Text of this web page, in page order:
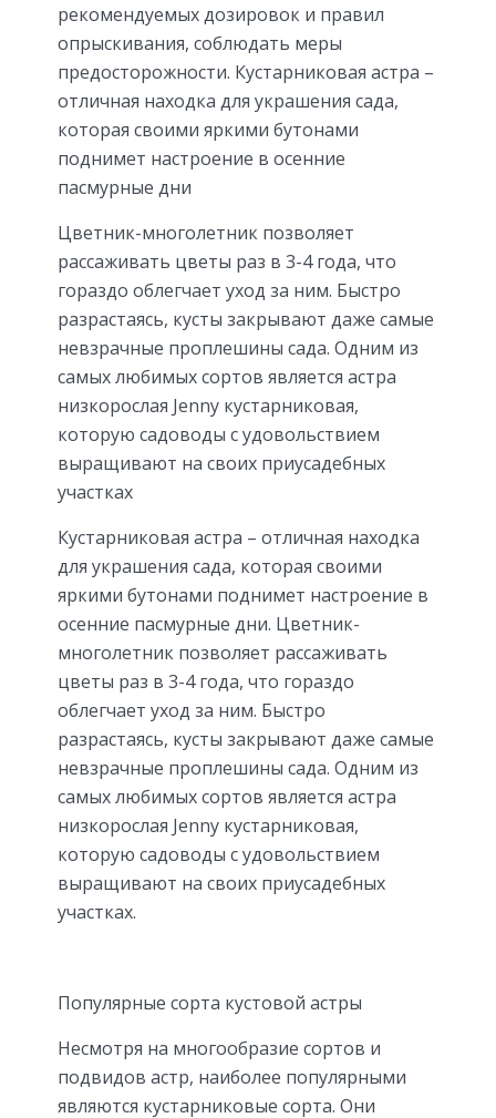
рекомендуемых дозировок и правил
опрыскивания, соблюдать меры
предосторожности. Кустарниковая астра –
отличная находка для украшения сада,
которая своими яркими бутонами
поднимет настроение в осенние
пасмурные дни
Цветник-многолетник позволяет
рассаживать цветы раз в 3-4 года, что
гораздо облегчает уход за ним. Быстро
разрастаясь, кусты закрывают даже самые
невзрачные проплешины сада. Одним из
самых любимых сортов является астра
низкорослая Jenny кустарниковая,
которую садоводы с удовольствием
выращивают на своих приусадебных
участках
Кустарниковая астра – отличная находка
для украшения сада, которая своими
яркими бутонами поднимет настроение в
осенние пасмурные дни. Цветник-
многолетник позволяет рассаживать
цветы раз в 3-4 года, что гораздо
облегчает уход за ним. Быстро
разрастаясь, кусты закрывают даже самые
невзрачные проплешины сада. Одним из
самых любимых сортов является астра
низкорослая Jenny кустарниковая,
которую садоводы с удовольствием
выращивают на своих приусадебных
участках.
Популярные сорта кустовой астры
Несмотря на многообразие сортов и
подвидов астр, наиболее популярными
являются кустарниковые сорта. Они